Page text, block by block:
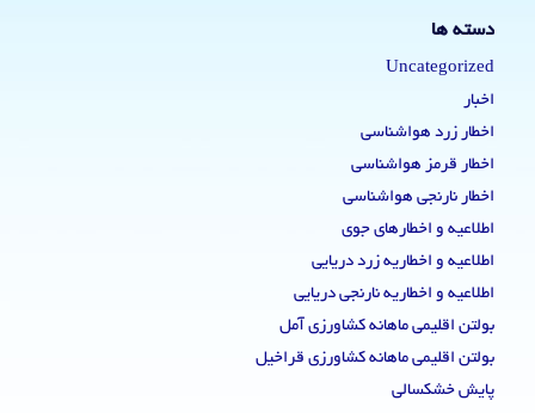
دسته ها
Uncategorized
اخبار
اخطار زرد هواشناسی
اخطار قرمز هواشناسی
اخطار نارنجی هواشناسی
اطلاعیه و اخطارهای جوی
اطلاعیه و اخطاریه زرد دریایی
اطلاعیه و اخطاریه نارنجی دریایی
بولتن اقلیمی ماهانه کشاورزی آمل
بولتن اقلیمی ماهانه کشاورزی قراخیل
پایش خشکسالی